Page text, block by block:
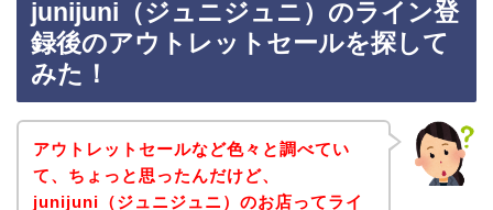
junijuni（ジュニジュニ）のライン登
録後のアウトレットセールを探して
みた！
アウトレットセールなど色々と調べてい
て、ちょっと思ったんだけど、
junijuni（ジュニジュニ）のお店ってライ